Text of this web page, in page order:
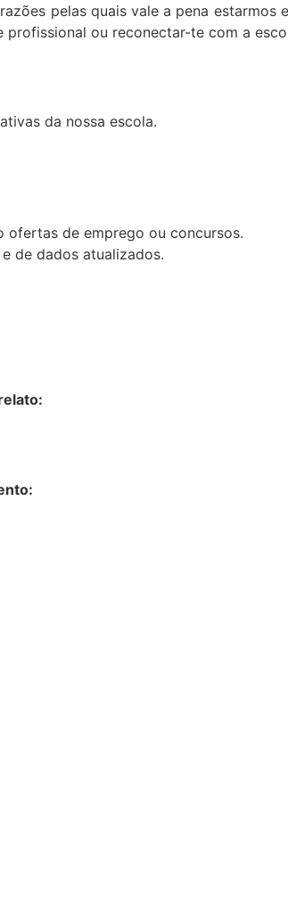
pelas quais vale a pena
ou reconectar-te com a
da nossa escola.
ofertas de emprego ou concursos.
de dados atualizados.